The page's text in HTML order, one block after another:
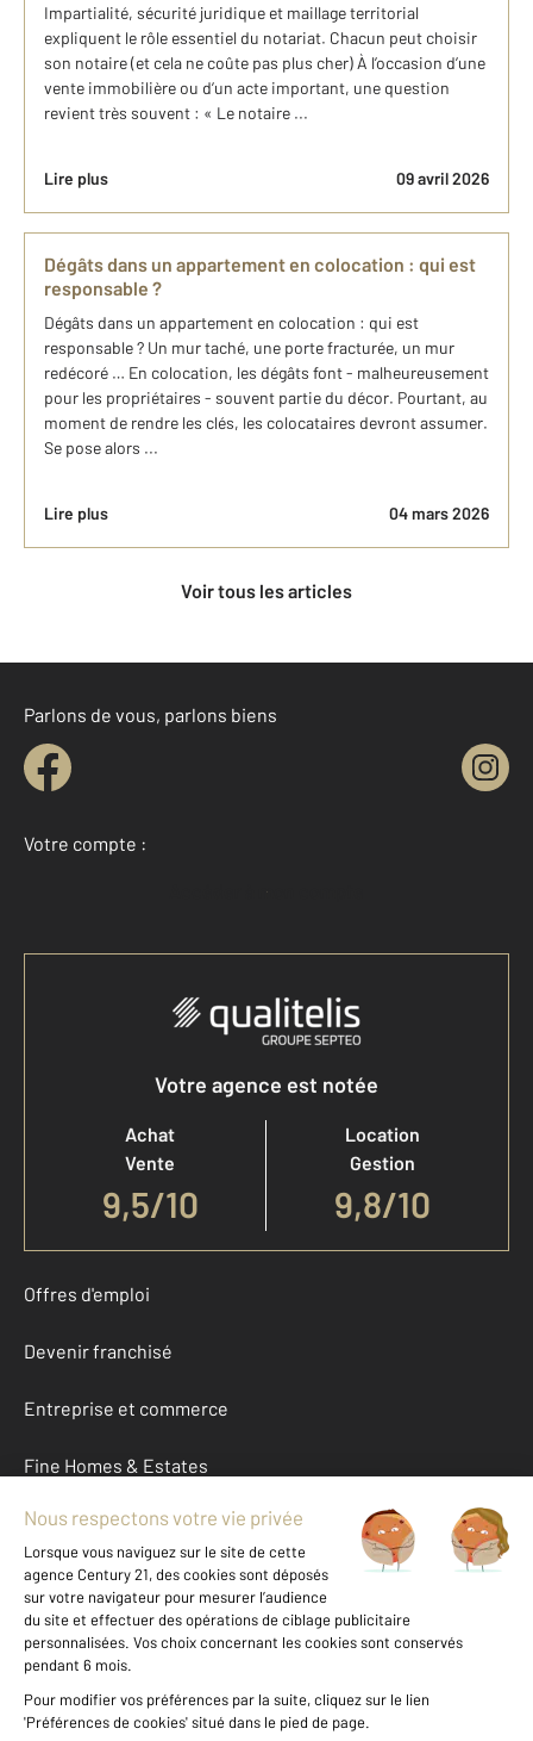
Impartialité, sécurité juridique et maillage territorial
expliquent le rôle essentiel du notariat. Chacun peut choisir
son notaire (et cela ne coûte pas plus cher) À l’occasion d’une
vente immobilière ou d’un acte important, une question
revient très souvent : « Le notaire ...
Lire plus 09 avril 2026
Dégâts dans un appartement en colocation : qui est
responsable ?
Dégâts dans un appartement en colocation : qui est
responsable ? Un mur taché, une porte fracturée, un mur
redécoré … En colocation, les dégâts font - malheureusement
pour les propriétaires - souvent partie du décor. Pourtant, au
moment de rendre les clés, les colocataires devront assumer.
Se pose alors ...
Lire plus 04 mars 2026
Voir tous les articles
Parlons de vous, parlons biens
Votre compte :
Accéder à mon compte
Votre agence est notée
Achat
Vente
9,5/10
Location
Gestion
9,8/10
Offres d'emploi
Devenir franchisé
Entreprise et commerce
Fine Homes & Estates
À propos
International
Nous contacter